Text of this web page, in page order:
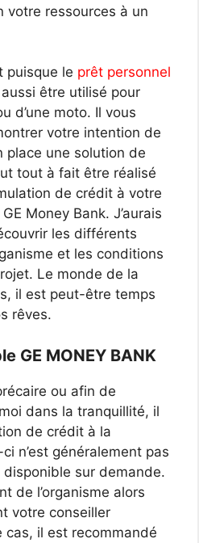
votre ressources à un
puisque le prêt personnel
être utilisé pour
d’une moto. Il vous
votre intention de
une solution de
tout à fait être réalisé
de crédit à votre
Money Bank. J’aurais
les différents
et les conditions
Le monde de la
il est peut-être temps
rêves.
GE MONEY BANK
ou afin de
dans la tranquillité, il
de crédit à la
n’est généralement pas
sur demande.
de l’organisme alors
votre conseiller
cas, il est recommandé